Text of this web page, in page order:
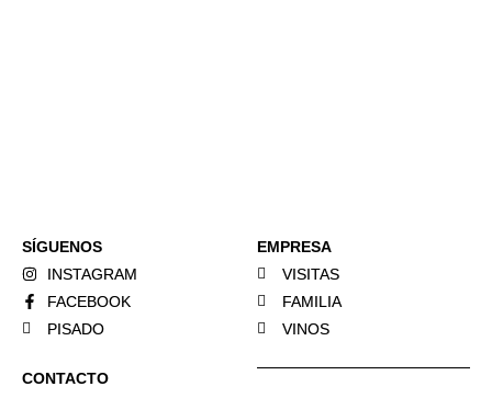
SÍGUENOS
INSTAGRAM
FACEBOOK
PISADO
EMPRESA
VISITAS
FAMILIA
VINOS
CONTACTO